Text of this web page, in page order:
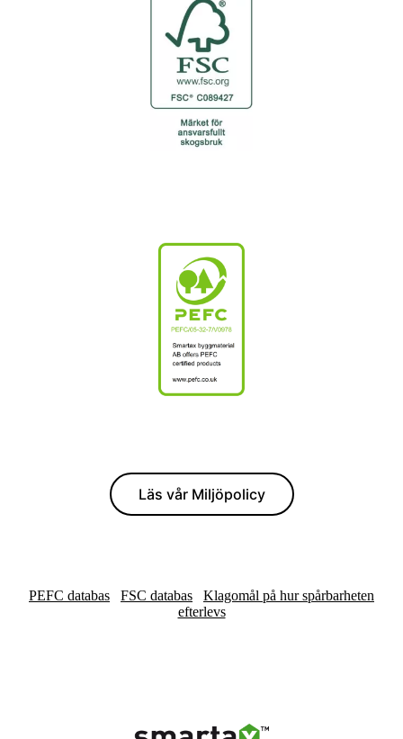
Läs vår Miljöpolicy
PEFC databas FSC databas
Klagomål på hur spårbarheten
efterlevs